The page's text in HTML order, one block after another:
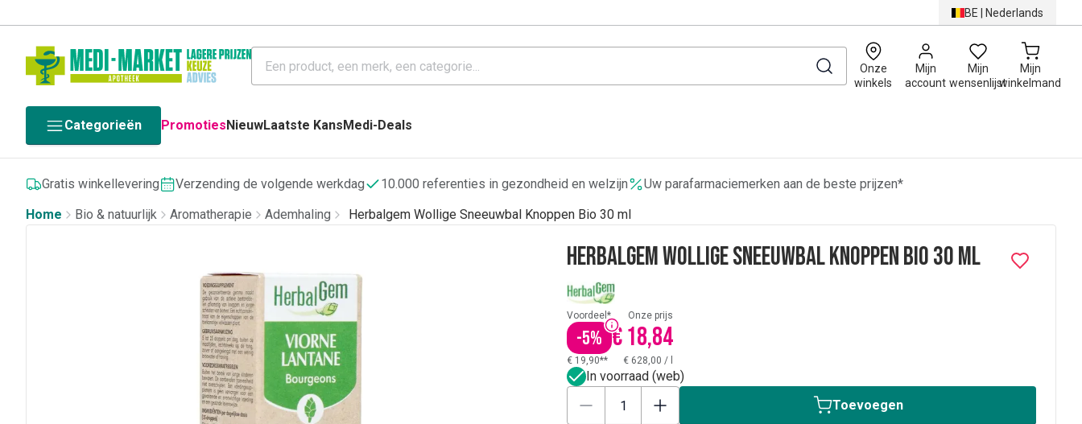
BE | Nederlands
Onze
winkels
Mijn
account
Mijn
wensenlijst
Mijn
winkelmand
0
Categorieën PromotiesNieuwLaatste KansMedi-Deals
Gratis winkellevering Verzending de volgende werkdag 10.000 referenties in gezondheid en welzijn
Uw parafarmaciemerken aan de beste prijzen*
Home
Bio & natuurlijk Aromatherapie Ademhaling Herbalgem Wollige Sneeuwbal Knoppen Bio 30 ml
Herbalgem Wollige Sneeuwbal Knoppen Bio 30 ml
Voordeel*
-5%
Onze prijs
€ 18,84
€ 19,90** € 628,00 /
In voorraad (web)
Toevoegen